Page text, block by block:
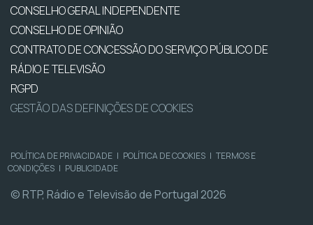
CONSELHO GERAL INDEPENDENTE
CONSELHO DE OPINIÃO
CONTRATO DE CONCESSÃO DO SERVIÇO PÚBLICO DE
RÁDIO E TELEVISÃO
RGPD
GESTÃO DAS DEFINIÇÕES DE COOKIES
POLÍTICA DE PRIVACIDADE | POLÍTICA DE COOKIES | TERMOS E
CONDIÇÕES | PUBLICIDADE
© RTP, Rádio e Televisão de Portugal 2026